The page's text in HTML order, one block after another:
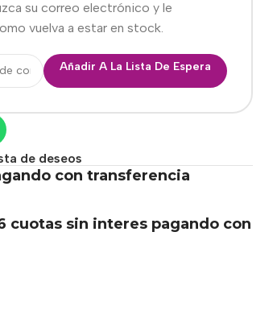
su correo electrónico y le
vuelva a estar en stock.
Añadir A La Lista De Espera
de deseos
con transferencia
cuotas sin interes pagando con